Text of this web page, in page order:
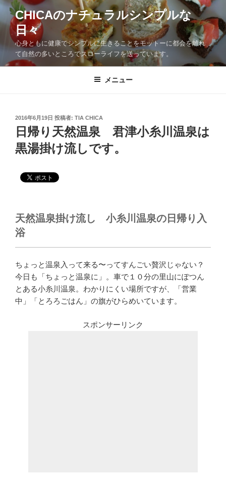
CHICAのナチュラルシンプルな
日々
心身ともに健康でシンプルに生きることをモットーに都会を離れ
て自然の多いところでスローライフを送っています。
メニュー
2016年6月19日 投稿者: TIA CHICA
日帰り天然温泉 君津小糸川温泉は
黒湯掛け流しです。
天然温泉掛け流し 小糸川温泉の日帰り入
浴
ちょっと温泉入って来る〜ってすんごい贅沢じゃない？
今日も「ちょっと温泉に」。車で１０分の里山にぽつん
とある小糸川温泉。わかりにくい場所ですが、「営業
中」「とろろごはん」の旗がひらめいています。
スポンサーリンク